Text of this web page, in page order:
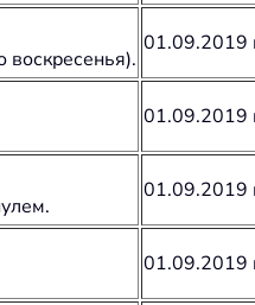
воскресенья).
01.09.2019
01.09.2019
01.09.2019
01.09.2019